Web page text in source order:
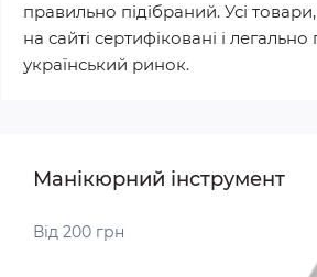
правильно підібраний. Усі
на сайті сертифіковані і легально
український ринок.
Манікюрний інструмент
Від 200 грн